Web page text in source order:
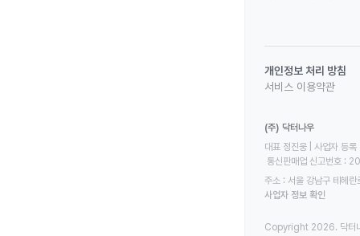
개인정보 처리 방침
서비스 이용약관
(주) 닥터나우
대표 정진웅 | 사업자
통신판매업 신고번호
주소 : 서울 강남구 테헤
사업자 정보 확인
Copyright 2026. 닥터